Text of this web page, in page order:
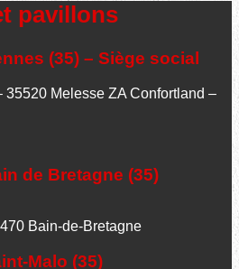
pavillons
(35) – Siège social
35520 Melesse ZA Confortland –
de Bretagne (35)
Bain-de-Bretagne
Malo (35)